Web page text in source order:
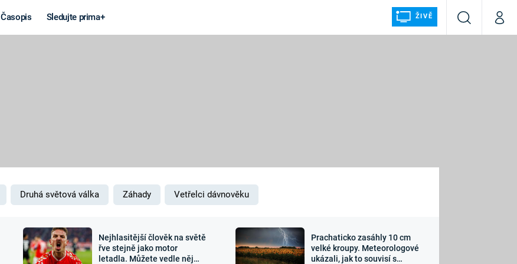
Časopis Sledujte prima+ ŽIVĚ
VyhledáváníMůj
MARS
Záhady a
Zajímavosti Sledujte nás
Druhá světová válka Záhady Vetřelci dávnověku
Nejhlasitější člověk na světě
řve stejně jako motor
letadla. Můžete vedle něj
Prachaticko zasáhly 10 cm
velké kroupy. Meteorologové
ukázali, jak to souvisí s